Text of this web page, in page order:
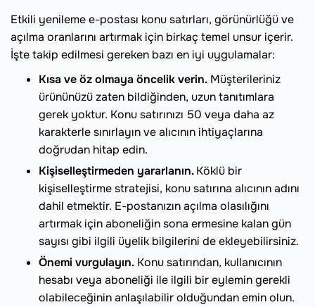
Etkili yenileme e-postası konu satırları, görünürlüğü ve
açılma oranlarını artırmak için birkaç temel unsur içerir.
İşte takip edilmesi gereken bazı en iyi uygulamalar:
Kısa ve öz olmaya öncelik verin. Müşterileriniz
ürününüzü zaten bildiğinden, uzun tanıtımlara
gerek yoktur. Konu satırınızı 50 veya daha az
karakterle sınırlayın ve alıcının ihtiyaçlarına
doğrudan hitap edin.
Kişiselleştirmeden yararlanın.Köklü bir
kişiselleştirme stratejisi, konu satırına alıcının adını
dahil etmektir. E-postanızın açılma olasılığını
artırmak için aboneliğin sona ermesine kalan gün
sayısı gibi ilgili üyelik bilgilerini de ekleyebilirsiniz.
Önemi vurgulayın. Konu satırından, kullanıcının
hesabı veya aboneliği ile ilgili bir eylemin gerekli
olabileceğinin anlaşılabilir olduğundan emin olun.